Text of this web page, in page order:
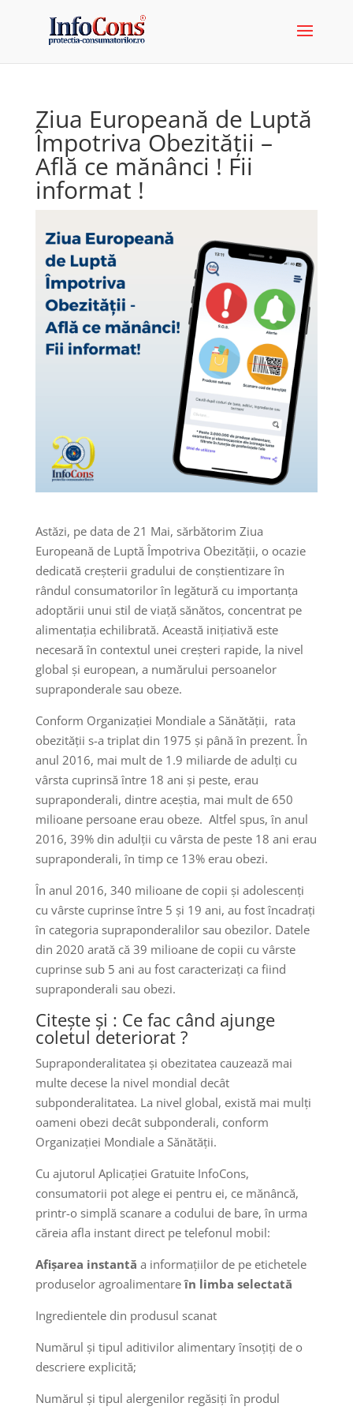
Ziua Europeană de Luptă
Împotriva Obezității –
Află ce mănânci ! Fii
informat !
Astăzi, pe data de 21 Mai, sărbătorim Ziua
Europeană de Luptă Împotriva Obezității, o ocazie
dedicată creșterii gradului de conștientizare în
rândul consumatorilor în legătură cu importanța
adoptării unui stil de viață sănătos, concentrat pe
alimentația echilibrată. Această inițiativă este
necesară în contextul unei creșteri rapide, la nivel
global și european, a numărului persoanelor
supraponderale sau obeze.
Conform Organizației Mondiale a Sănătății, rata
obezității s-a triplat din 1975 și până în prezent. În
anul 2016, mai mult de 1.9 miliarde de adulți cu
vârsta cuprinsă între 18 ani și peste, erau
supraponderali, dintre aceștia, mai mult de 650
milioane persoane erau obeze. Altfel spus, în anul
2016, 39% din adulții cu vârsta de peste 18 ani erau
supraponderali, în timp ce 13% erau obezi.
În anul 2016, 340 milioane de copii și adolescenți
cu vârste cuprinse între 5 și 19 ani, au fost încadrați
în categoria supraponderalilor sau obezilor. Datele
din 2020 arată că 39 milioane de copii cu vârste
cuprinse sub 5 ani au fost caracterizați ca fiind
supraponderali sau obezi.
Citește și : Ce fac când ajunge
coletul deteriorat ?
Supraponderalitatea și obezitatea cauzează mai
multe decese la nivel mondial decât
subponderalitatea. La nivel global, există mai mulți
oameni obezi decât subponderali, conform
Organizației Mondiale a Sănătății.
Cu ajutorul Aplicației Gratuite InfoCons,
consumatorii pot alege ei pentru ei, ce mănâncă,
printr-o simplă scanare a codului de bare, în urma
căreia afla instant direct pe telefonul mobil:
Afișarea instantă a informațiilor de pe etichetele
produselor agroalimentareîn limba selectată
Ingredientele din produsul scanat
Numărul și tipul aditivilor alimentary însoțiți de o
descriere explicită;
Numărul și tipul alergenilor regăsiți în produl